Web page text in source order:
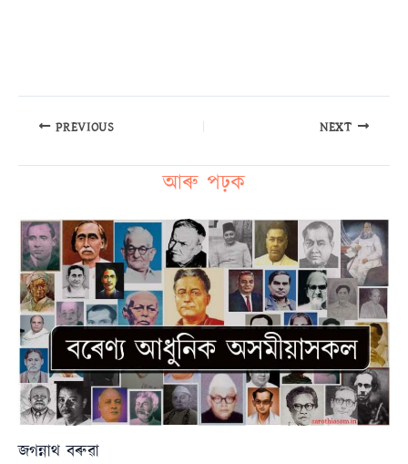
PREVIOUS NEXT
আৰু পঢ়ক
জগন্নাথ বৰুৱা